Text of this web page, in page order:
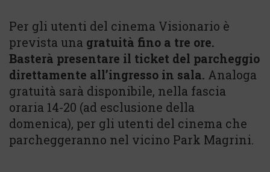
Per gli utenti del cinema Visionario è
prevista una gratuità fino a tre ore.
Basterà presentare il ticket del parcheggio
direttamente all’ingresso in sala. Analoga
gratuità sarà disponibile, nella fascia
oraria 14-20 (ad esclusione della
domenica), per gli utenti del cinema che
parcheggeranno nel vicino Park Magrini.